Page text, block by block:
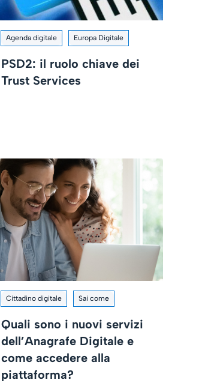
Agenda digitale Europa Digitale
PSD2: il ruolo chiave dei
Trust Services
Cittadino digitale Sai come
Quali sono i nuovi servizi
dell’Anagrafe Digitale e
come accedere alla
piattaforma?